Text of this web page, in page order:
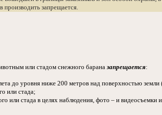
производить запрещается.
или стадом снежного барана запрещается:
до уровня ниже 200 метров над поверхностью земли
или стада;
или стада в целях наблюдения, фото – и видеосъемки